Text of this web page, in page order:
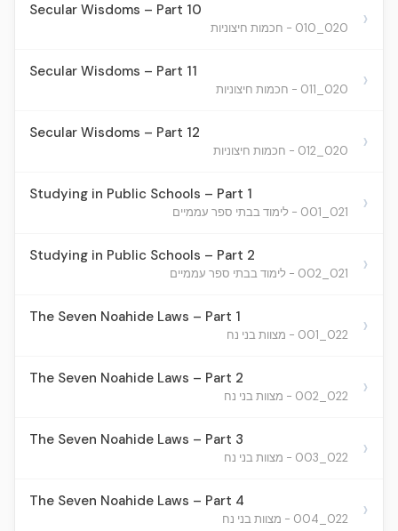
Secular Wisdoms – Part 10
020_010 - חכמות חיצוניות ›
Secular Wisdoms – Part 11
020_011 - חכמות חיצוניות ›
Secular Wisdoms – Part 12
020_012 - חכמות חיצוניות ›
Studying in Public Schools – Part 1
021_001 - לימוד בבתי ספר עממיים ›
Studying in Public Schools – Part 2
021_002 - לימוד בבתי ספר עממיים ›
The Seven Noahide Laws – Part 1
022_001 - מצוות בני נח ›
The Seven Noahide Laws – Part 2
022_002 - מצוות בני נח ›
The Seven Noahide Laws – Part 3
022_003 - מצוות בני נח ›
The Seven Noahide Laws – Part 4
022_004 - מצוות בני נח ›